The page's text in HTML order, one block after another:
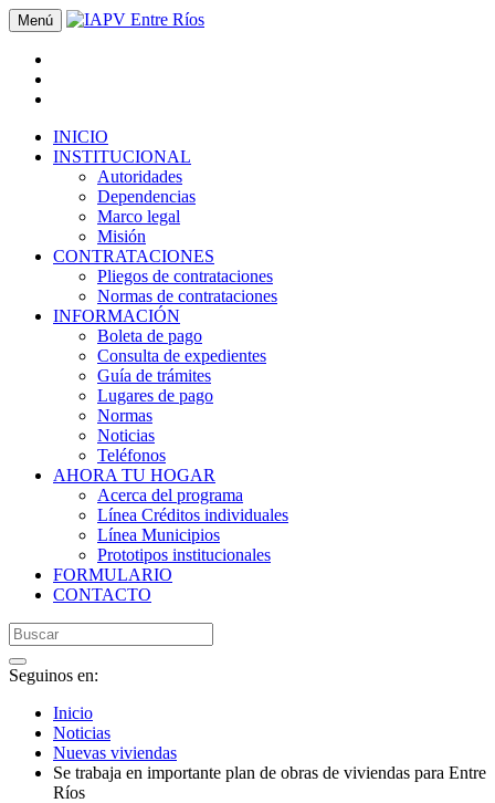
Menú
INICIO
INSTITUCIONAL
Autoridades
Dependencias
Marco legal
Misión
CONTRATACIONES
Pliegos de contrataciones
Normas de contrataciones
INFORMACIÓN
Boleta de pago
Consulta de expedientes
Guía de trámites
Lugares de pago
Normas
Noticias
Teléfonos
AHORA TU HOGAR
Acerca del programa
Línea Créditos individuales
Línea Municipios
Prototipos institucionales
FORMULARIO
CONTACTO
Seguinos en:
Inicio
Noticias
Nuevas viviendas
Se trabaja en importante plan de obras de viviendas para Entre
Ríos